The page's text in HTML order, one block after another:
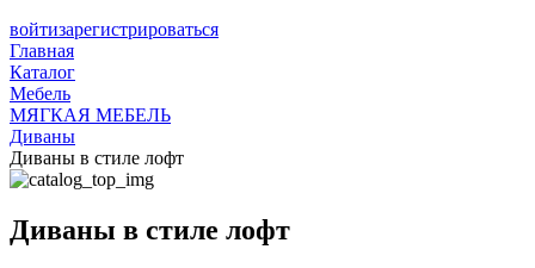
войтизарегистрироваться
Главная
Каталог
Мебель
МЯГКАЯ МЕБЕЛЬ
Диваны
Диваны в стиле лофт
Диваны в стиле лофт